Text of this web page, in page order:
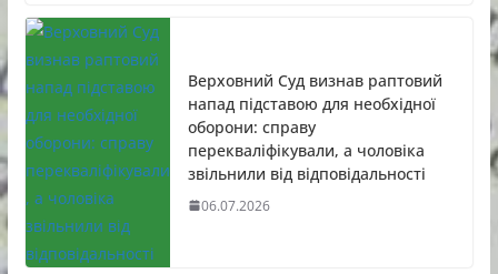
Верховний Суд визнав раптовий
напад підставою для необхідної
оборони: справу
перекваліфікували, а чоловіка
звільнили від відповідальності
06.07.2026